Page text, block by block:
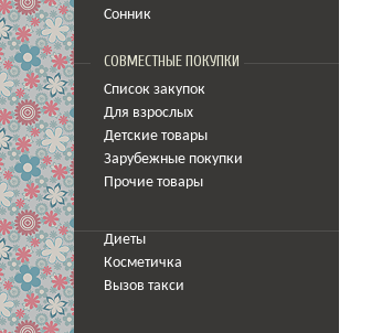
Сонник
СОВМЕСТНЫЕ ПОКУПКИ
Список закупок
Для взрослых
Детские товары
Зарубежные покупки
Прочие товары
Диеты
Косметичка
Вызов такси